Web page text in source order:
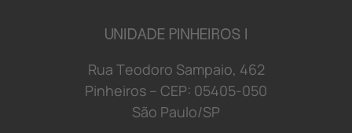
UNIDADE PINHEIROS I
Rua Teodoro Sampaio, 462
Pinheiros – CEP: 05405-050
São Paulo/SP